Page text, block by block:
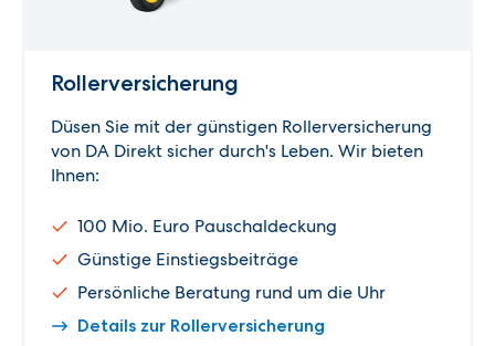
Roller­versicherung
Düsen Sie mit der günstigen Rollerversicherung
von DA Direkt sicher durch's Leben. Wir bieten
Ihnen:
100 Mio. Euro Pauschaldeckung
Günstige Einstiegsbeiträge
Persönliche Beratung rund um die Uhr
Details zur Rollerversicherung